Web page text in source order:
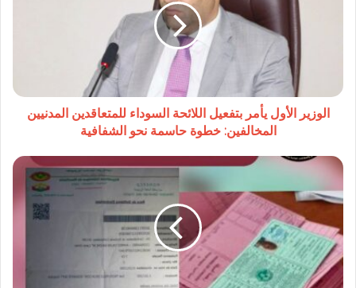
للمتعاقدين
المخالفين:
خطوة
الشفافية
الوزير الأول يأمر بتفعيل اللائحة السوداء للمتعاقدين المدنيين
المخالفين: خطوة حاسمة نحو الشفافية
ضربة
أمنية
مدوية:
شبكة
تزوير
وثائق
السيارات